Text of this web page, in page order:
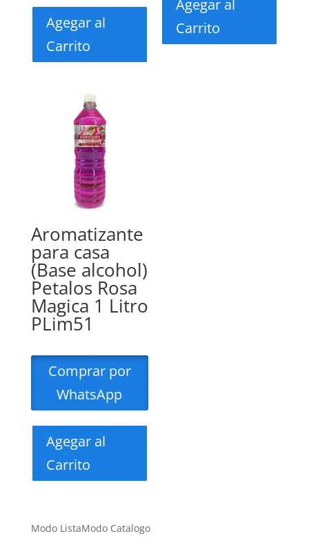
Agegar al
Carrito
Agegar al
Carrito
Aromatizante
para casa
(Base alcohol)
Petalos Rosa
Magica 1 Litro
PLim51
Comprar por
WhatsApp
Agegar al
Carrito
Modo ListaModo Catalogo